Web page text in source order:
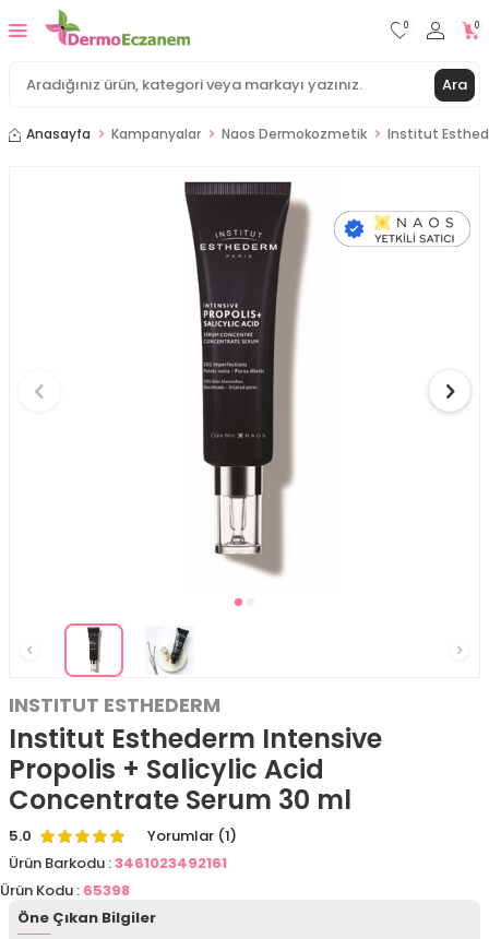
Ara
0 0
Anasayfa Kampanyalar Naos Dermokozmetik Institut
INSTITUT ESTHEDERM
Institut Esthederm Intensive
Propolis + Salicylic Acid
Concentrate Serum 30 ml
5.0
Yorumlar (1)
Ürün Barkodu :3461023492161
Ürün Kodu : 65398
Öne Çıkan Bilgiler